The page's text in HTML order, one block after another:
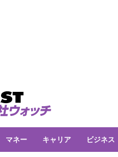
マネー キャリア ビジネス